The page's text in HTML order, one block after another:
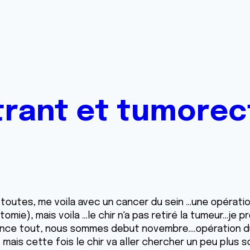
et
toutes, me voila avec un cancer du sein ...une
mais voila ...le chir n'a pas retiré la tumeur...je
tout, nous sommes debut novembre....opération
mais cette fois le chir va aller chercher un peu plus